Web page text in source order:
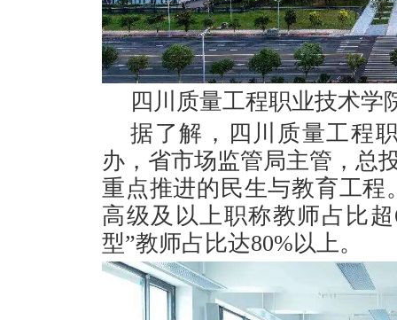
四川质量工程职业技术学
据了解，四川质量工程
办，省市场监管局主管，总
重点推进的民生与教育工程
高级及以上职称教师占比
型”教师占比达80%以上。